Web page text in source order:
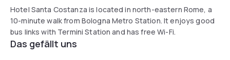
Hotel Santa Costanza is located in north-eastern Rome, a
10-minute walk from Bologna Metro Station. It enjoys good
bus links with Termini Station and has free Wi-Fi.
Das gefällt uns